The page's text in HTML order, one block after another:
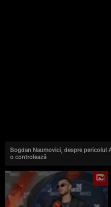
Bogdan Naumovici, despre pericolul
o controlează